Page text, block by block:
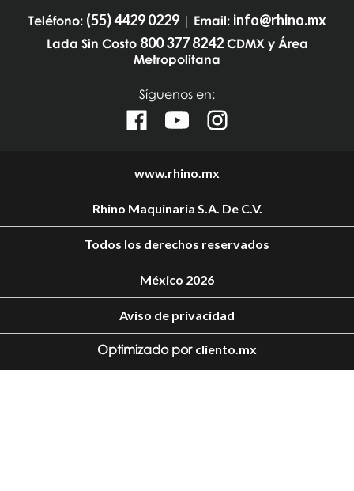
Teléfono: (55) 4429 0229| Email: info@rhino.mx
Lada Sin Costo 800 377 8242CDMX y Área
Metropolitana
Síguenos en:
www.rhino.mx
Rhino Maquinaria S.A. De C.V.
Todos los derechos reservados
México 2026
Aviso de privacidad
Optimizado por cliento.mx